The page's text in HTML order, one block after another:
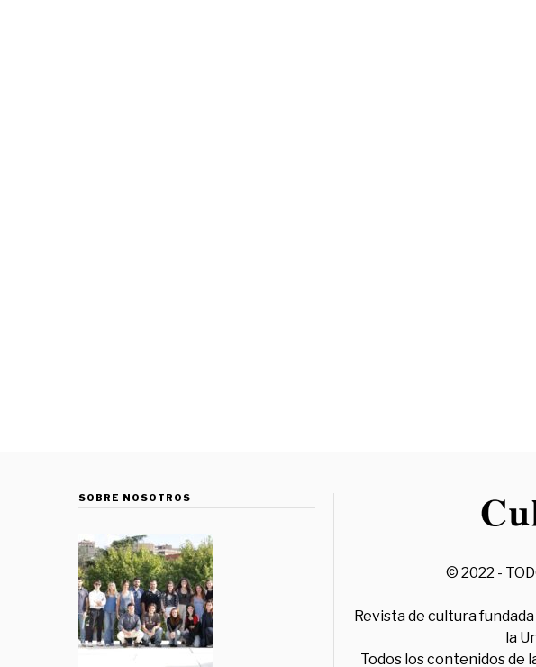
SOBRE NOSOTROS
© 2022 -
Revista de cultura
la
Todos los contenidos de